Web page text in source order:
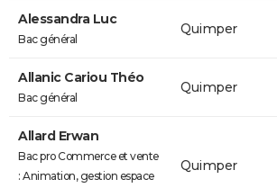
Alessandra Luc
Bac général
Quimper
Allanic Cariou Théo
Bac général
Quimper
Allard Erwan
Bac pro Commerce et vente
: Animation, gestion espace
Quimper